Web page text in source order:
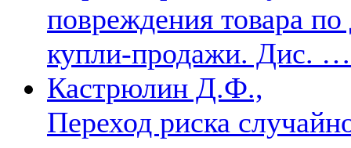
повреждения товара
купли-продажи. Дис.
Кастрюлин Д.Ф.,
Переход риска